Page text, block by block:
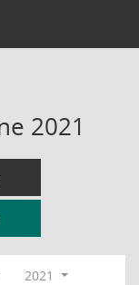
2021
2021